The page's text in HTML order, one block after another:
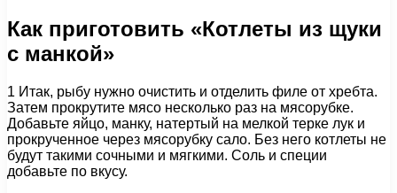
Как приготовить «Котлеты из щуки
с манкой»
1 Итак, рыбу нужно очистить и отделить филе от хребта.
Затем прокрутите мясо несколько раз на мясорубке.
Добавьте яйцо, манку, натертый на мелкой терке лук и
прокрученное через мясорубку сало. Без него котлеты не
будут такими сочными и мягкими. Соль и специи
добавьте по вкусу.